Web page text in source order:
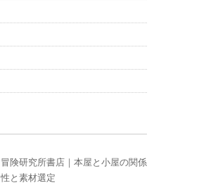
冒険研究所書店｜本屋と小屋の関係
性と素材選定